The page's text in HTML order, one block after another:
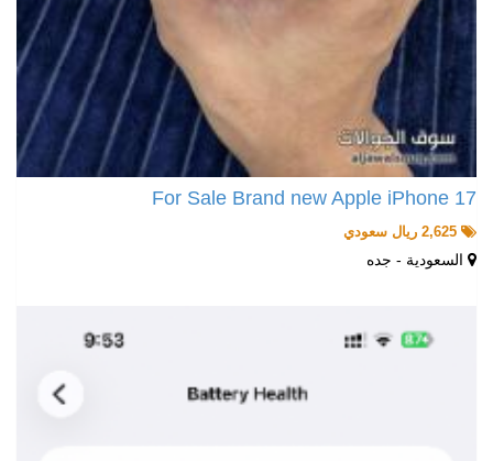
For Sale Brand new Apple iPhone 17
السعودية - جده